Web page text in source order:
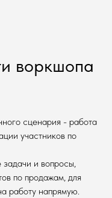
воркшопа
сценария - работа
участников по
и вопросы,
по продажам, для
работу напрямую.